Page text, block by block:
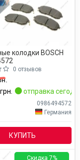
колодки BOSCH
0 отзывов
грн. отправка
0986494572
Германия
КУПИТЬ
Скидка 7%